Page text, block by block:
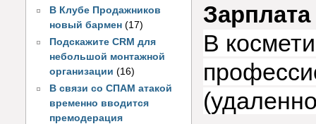
В Клубе Продажников
новый бармен (17)
Подскажите CRM для
небольшой монтажной
организации (16)
В связи со СПАМ атакой
временно вводится
премодерация
В